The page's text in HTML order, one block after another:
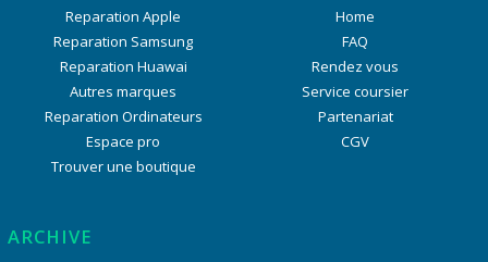
Reparation Apple
Reparation Samsung
Reparation Huawai
Autres marques
Reparation Ordinateurs
Espace pro
Trouver une boutique
Home
FAQ
Rendez vous
Service coursier
Partenariat
CGV
ARCHIVE